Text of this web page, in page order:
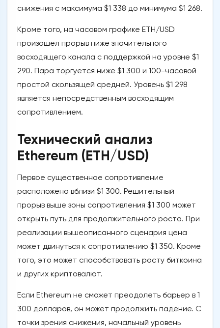
снижения с максимума $1 338 до минимума $1 268.
Кроме того, на часовом графике ETH/USD
произошел прорыв ниже значительного
восходящего канала с поддержкой на уровне $1
290. Пара торгуется ниже $1 300 и 100-часовой
простой скользящей средней. Уровень $1 298
является непосредственным восходящим
сопротивлением.
Технический анализ
Ethereum (ETH/USD)
Первое существенное сопротивление
расположено вблизи $1 300. Решительный
прорыв выше зоны сопротивления $1 300 может
открыть путь для продолжительного роста. При
реализации вышеописанного сценария цена
может двинуться к сопротивлению $1 350. Кроме
того, это может способствовать росту биткоина
и других криптовалют.
Если Ethereum не сможет преодолеть барьер в 1
300 долларов, он может продолжить падение. С
точки зрения снижения, начальный уровень